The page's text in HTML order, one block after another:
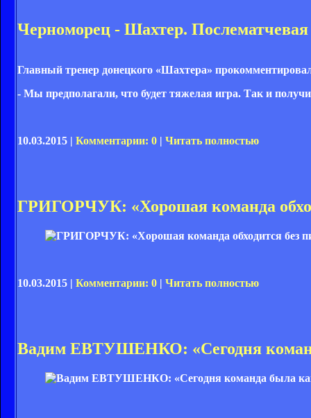
Черноморец - Шахтер.
Главный тренер донецкого «Шахтера»
- Мы предполагали, что будет тяжелая игра. Так и
10.03.2015 | Комментарии: 0 | Читать полностью
ГРИГОРЧУК: «Хорошая команда
10.03.2015 | Комментарии: 0 | Читать полностью
Вадим ЕВТУШЕНКО: «Сегодня